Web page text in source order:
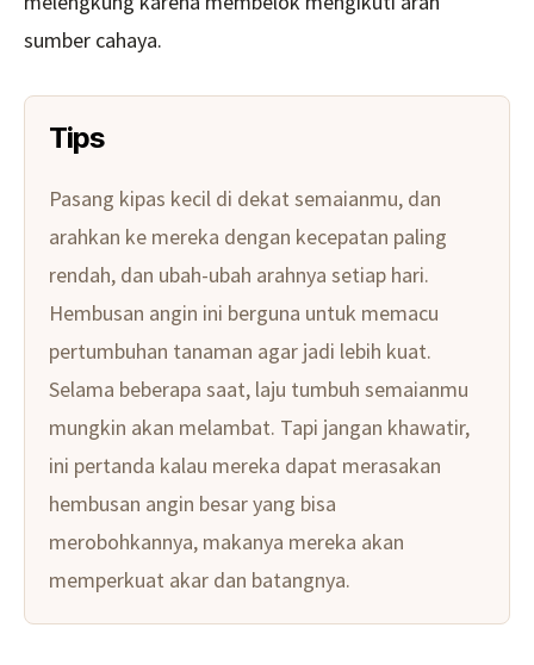
sumber cahaya.
Tips
Pasang kipas kecil di dekat semaianmu, dan
arahkan ke mereka dengan kecepatan paling
rendah, dan ubah-ubah arahnya setiap hari.
Hembusan angin ini berguna untuk memacu
pertumbuhan tanaman agar jadi lebih kuat.
Selama beberapa saat, laju tumbuh semaianmu
mungkin akan melambat. Tapi jangan khawatir,
ini pertanda kalau mereka dapat merasakan
hembusan angin besar yang bisa
merobohkannya, makanya mereka akan
memperkuat akar dan batangnya.